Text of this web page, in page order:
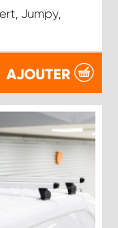
Jumpy,
AJOUTER